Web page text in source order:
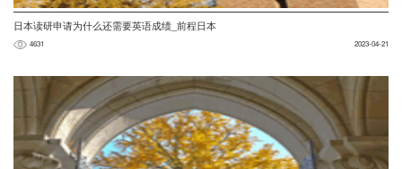
日本读研申请为什么还需要英语成绩_前程日本
4631 2023-04-21